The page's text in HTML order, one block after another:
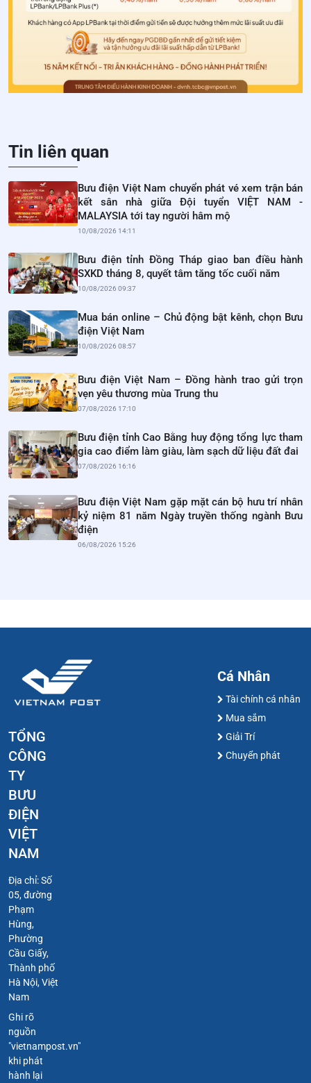
Tin liên quan
Bưu điện Việt Nam chuyển phát vé xem trận bán
kết sân nhà giữa Đội tuyển VIỆT NAM -
MALAYSIA tới tay người hâm mộ
10/08/2026 14:11
Bưu điện tỉnh Đồng Tháp giao ban điều hành
SXKD tháng 8, quyết tâm tăng tốc cuối năm
10/08/2026 09:37
Mua bán online – Chủ động bật kênh, chọn Bưu
điện Việt Nam
10/08/2026 08:57
Bưu điện Việt Nam – Đồng hành trao gửi trọn
vẹn yêu thương mùa Trung thu
07/08/2026 17:10
Bưu điện tỉnh Cao Bằng huy động tổng lực tham
gia cao điểm làm giàu, làm sạch dữ liệu đất đai
07/08/2026 16:16
Bưu điện Việt Nam gặp mặt cán bộ hưu trí nhân
kỷ niệm 81 năm Ngày truyền thống ngành Bưu
điện
06/08/2026 15:26
TỔNG
CÔNG
TY
BƯU
ĐIỆN
VIỆT
NAM
Địa chỉ: Số
05, đường
Phạm
Hùng,
Phường
Cầu Giấy,
Thành phố
Hà Nội, Việt
Nam
Ghi rõ
nguồn
"vietnampost.vn"
khi phát
hành lại
Cá Nhân
Tài chính cá nhân
Mua sắm
Giải Trí
Chuyển phát